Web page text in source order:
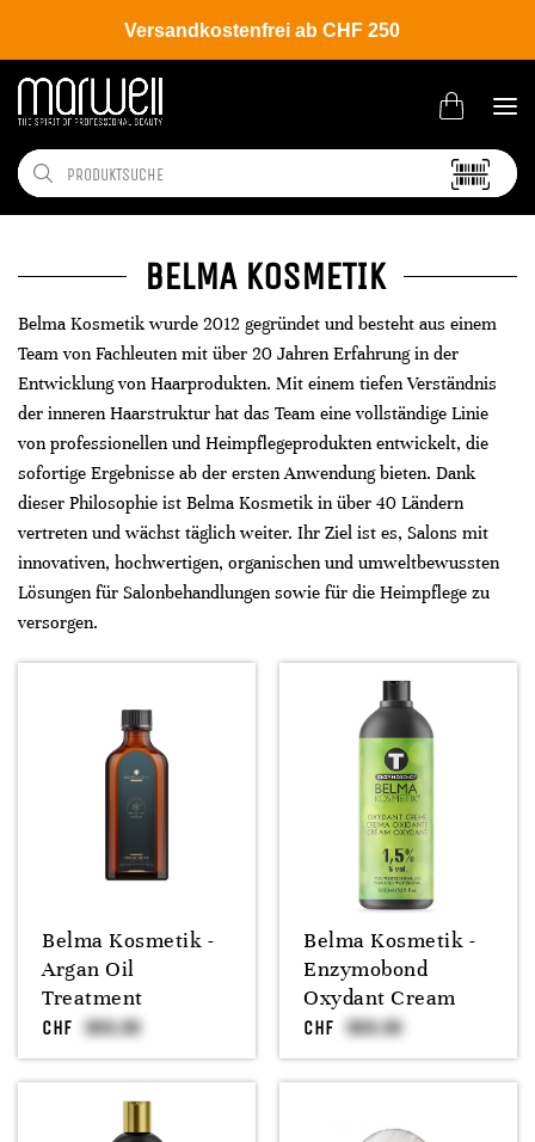
Versandkostenfrei ab CHF 250
BELMA KOSMETIK
Belma Kosmetik wurde 2012 gegründet und besteht aus einem
Team von Fachleuten mit über 20 Jahren Erfahrung in der
Entwicklung von Haarprodukten. Mit einem tiefen Verständnis
der inneren Haarstruktur hat das Team eine vollständige Linie
von professionellen und Heimpflegeprodukten entwickelt, die
sofortige Ergebnisse ab der ersten Anwendung bieten. Dank
dieser Philosophie ist Belma Kosmetik in über 40 Ländern
vertreten und wächst täglich weiter. Ihr Ziel ist es, Salons mit
innovativen, hochwertigen, organischen und umweltbewussten
Lösungen für Salonbehandlungen sowie für die Heimpflege zu
versorgen.
Belma Kosmetik -
Argan Oil
Treatment
CHF
Belma Kosmetik -
Enzymobond
Oxydant Cream
CHF